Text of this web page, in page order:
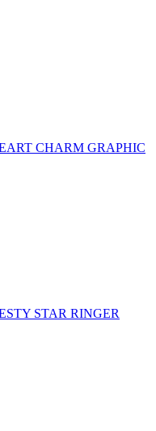
CHARM GRAPHIC
STAR RINGER